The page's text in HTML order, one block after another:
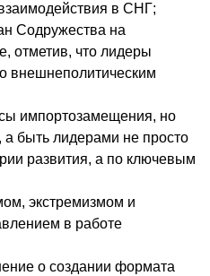
в СНГ;
Содружества на
отметив, что лидеры
внешнеполитическим
импортозамещения, но
а быть лидерами не просто
развития, а по ключевым
экстремизмом и
в работе
о создании формата